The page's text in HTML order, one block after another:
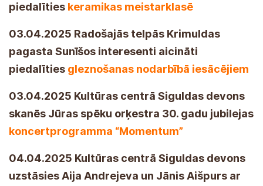
piedalīties keramikas meistarklasē
03.04.2025 Radošajās telpās Krimuldas
pagasta Sunīšos interesenti aicināti
piedalīties gleznošanas nodarbībā iesācējiem
03.04.2025 Kultūras centrā Siguldas devons
skanēs Jūras spēku orķestra 30. gadu jubilejas
koncertprogramma “Momentum”
04.04.2025 Kultūras centrā Siguldas devons
uzstāsies Aija Andrejeva un Jānis Aišpurs ar